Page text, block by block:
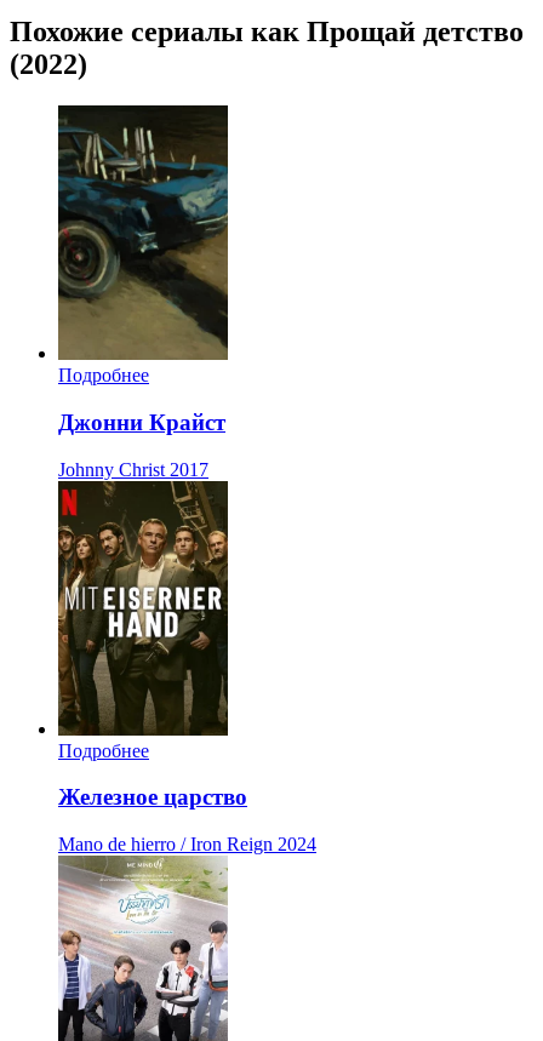
Похожие сериалы как Прощай детство
(2022)
Подробнее
Джонни Крайст
Johnny Christ 2017
Подробнее
Железное царство
Mano de hierro / Iron Reign 2024